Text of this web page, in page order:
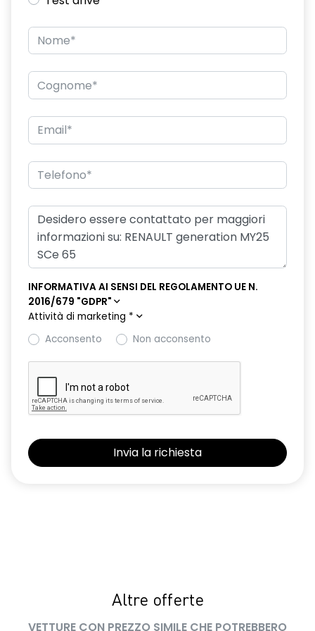
distance warning avviso distanza di sicurezza
driver display 7''
esp con hill start Assist controllo della stabilità
fari posteriori crystal white
frecce di direzione
indicatore cambio marcia
intelligent speed assistance ISA
Keep Assist
luce di arresto
luci diurne a LED con firma luminosa C-shape
performance LED+
predisposizione alcolock / alcol interlock
retrovisori esterni elettrici richiudibili manualmente
INFORMATIVA AI SENSI DEL REGOLAMENTO UE N.
2016/679 "GDPR"
Attività di marketing *
Acconsento
Non acconsento
Altre offerte
VETTURE CON PREZZO SIMILE CHE POTREBBERO